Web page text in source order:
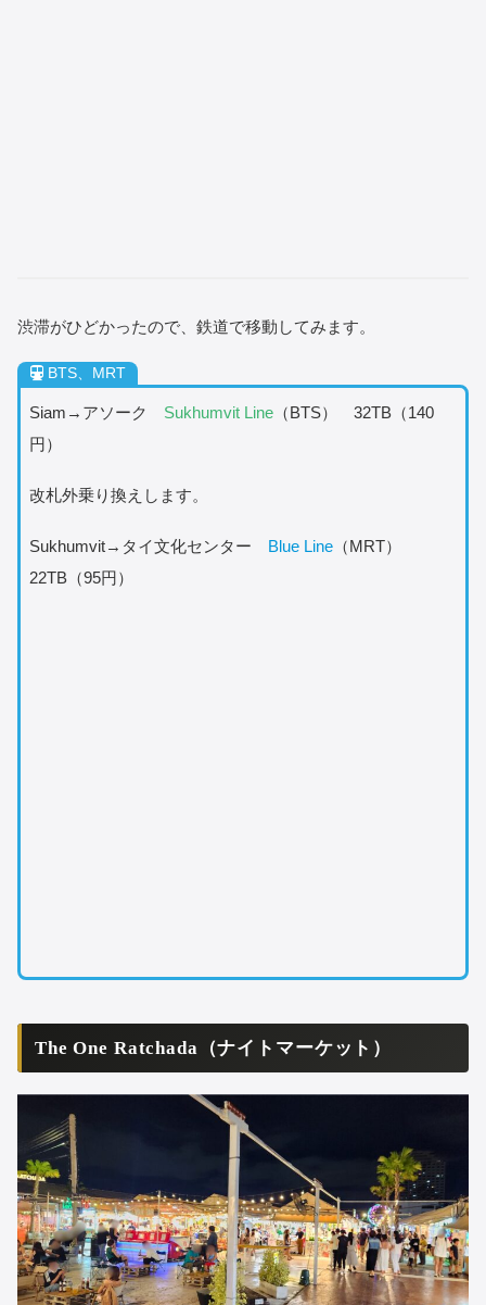
渋滞がひどかったので、鉄道で移動してみます。
BTS、MRT
Siam→アソーク Sukhumvit Line （BTS） 32TB（140
円）
改札外乗り換えします。
Sukhumvit→タイ文化センター Blue Line （MRT）
22TB（95円）
The One Ratchada（ナイトマーケット）